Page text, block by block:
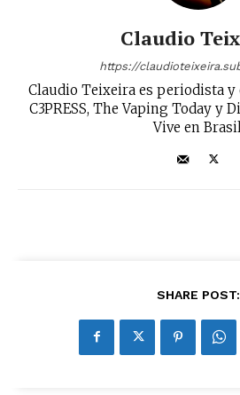
Claudio
https://
Claudio Teixeira es periodista y
C3PRESS, The Vaping Today y
Vive en
SHARE POST: